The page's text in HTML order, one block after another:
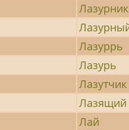
Лазурник
Лазуррь
Лазурь
Лазутчик
Лазящий
Лай